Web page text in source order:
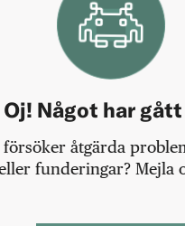
Oj! Något har
åtgärda
funderingar? Mejla